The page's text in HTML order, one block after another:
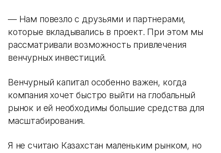
— Нам повезло с друзьями и партнерами,
которые вкладывались в проект. При этом мы
рассматривали возможность привлечения
венчурных инвестиций.
Венчурный капитал особенно важен, когда
компания хочет быстро выйти на глобальный
рынок и ей необходимы большие средства для
масштабирования.
Я не считаю Казахстан маленьким рынком, но